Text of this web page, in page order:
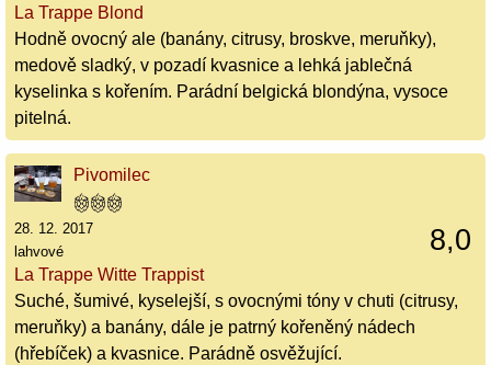
La Trappe Blond
Hodně ovocný ale (banány, citrusy, broskve, meruňky),
medově sladký, v pozadí kvasnice a lehká jablečná
kyselinka s kořením. Parádní belgická blondýna, vysoce
pitelná.
Pivomilec
8,0
28. 12. 2017
lahvové
La Trappe Witte Trappist
Suché, šumivé, kyselejší, s ovocnými tóny v chuti (citrusy,
meruňky) a banány, dále je patrný kořeněný nádech
(hřebíček) a kvasnice. Parádně osvěžující.